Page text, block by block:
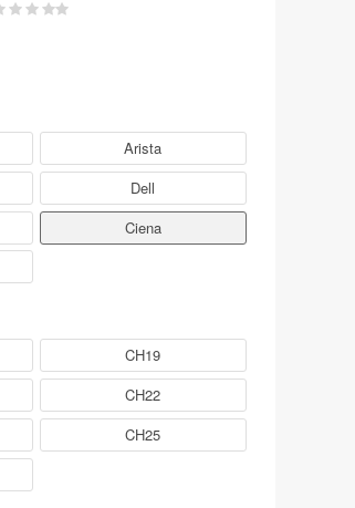
Arista
Dell
Ciena
CH19
CH22
CH25